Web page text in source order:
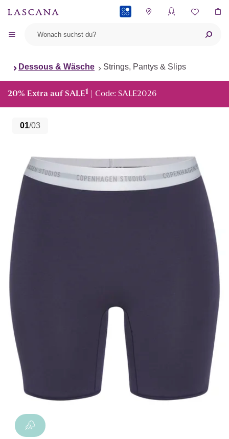
Dessous & Wäsche Strings, Pantys & Slips
20% Extra auf SALE1 | Code: SALE2026
01/03